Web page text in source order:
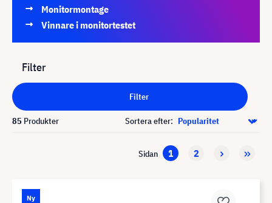
Monitormontage
Vinnare i monitortestet
Filter
Filter
85 Produkter Sortera efter:
Sidan 1 2
Ny